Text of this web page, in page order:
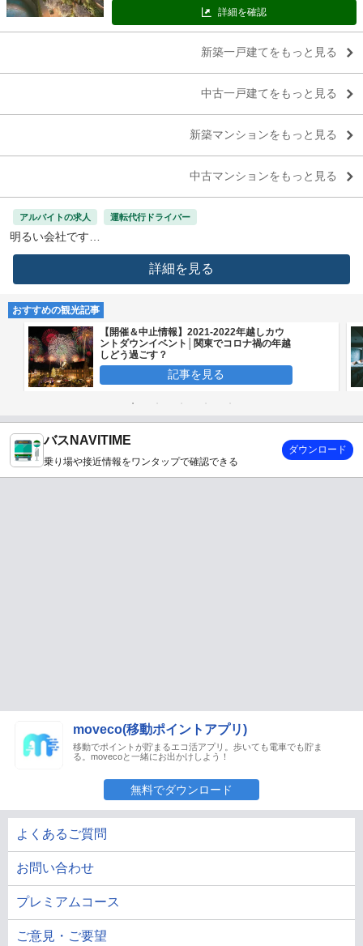
詳細を確認
新築一戸建てをもっと見る
中古一戸建てをもっと見る
新築マンションをもっと見る
中古マンションをもっと見る
アルバイトの求人 運転代行ドライバー
明るい会社です
詳細を見る
おすすめの観光記事
【開催＆中止情報】2021-2022年越しカウ
ントダウンイベント│関東でコロナ禍の年越
しどう過ごす？
記事を見る
バスNAVITIME
乗り場や接近情報をワンタップで確認できる
ダウンロード
moveco(移動ポイントアプリ)
移動でポイントが貯まるエコ活アプリ。歩いても電車でも貯ま
る。movecoと一緒にお出かけしよう！
無料でダウンロード
よくあるご質問
お問い合わせ
プレミアムコース
ご意見・ご要望